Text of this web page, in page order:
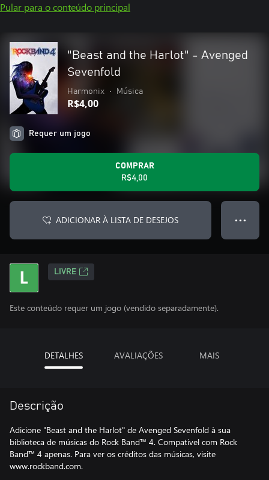
Pular para o conteúdo principal
"Beast and the Harlot" - Avenged
Sevenfold
Harmonix • Música
R$4,00
Requer um jogo
COMPRAR
R$4,00
ADICIONAR À LISTA DE DESEJOS ● ● ●
LIVRE
Este conteúdo requer um jogo (vendido separadamente).
DETALHES AVALIAÇÕES MAIS
Descrição
Adicione "Beast and the Harlot" de Avenged Sevenfold à sua
biblioteca de músicas do Rock Band™ 4. Compatível com Rock
Band™ 4 apenas. Para ver os créditos das músicas, visite
www.rockband.com.